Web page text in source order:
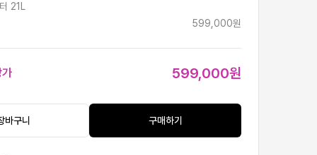
21L
599,000원
599,000원
바구니 구매하기